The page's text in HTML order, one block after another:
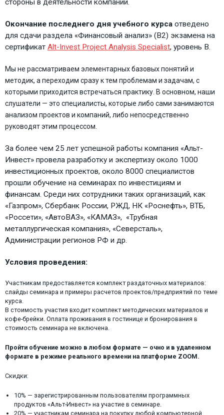
стороны в деятельности компании.
Окончание последнего дня учебного курса отведено
для сдачи раздела «Финансовый анализ» (B2) экзамена на
сертификат Alt-Invest Project Analysis Specialist, уровень В.
Мы не рассматриваем элементарных базовых понятий и
методик, а переходим сразу к тем проблемам и задачам, с
которыми приходится встречаться практику. В основном, наши
слушатели — это специалисты, которые либо сами занимаются
анализом проектов и компаний, либо непосредственно
руководят этим процессом.
За более чем 25 лет успешной работы компания «Альт-
Инвест» провела разработку и экспертизу около 1000
инвестиционных проектов, около 8000 специалистов
прошли обучение на семинарах по инвестициям и
финансам. Среди них сотрудники таких организаций, как
«Газпром», Сбербанк России, РЖД, НК «Роснефть», ВТБ,
«Россети», «АвтоВАЗ», «КАМАЗ», «Трубная
металлургическая компания», «Северсталь»,
Администрации регионов РФ и др.
Условия проведения:
Участникам предоставляется комплект раздаточных материалов:
слайды семинара и примеры расчетов проектов/предприятий по теме
курса.
В стоимость участия входит комплект методических материалов и
кофе-брейки. Оплата проживания в гостинице и бронирования в
стоимость семинара не включена.
Пройти обучение можно в любом формате — очно и в удаленном
формате в режиме реального времени на платформе ZOOM.
Скидки:
10% — зарегистрированным пользователям программных
продуктов «Альт-Инвест» на участие в семинаре.
20% — участникам семинара на покупку любой компьютерной